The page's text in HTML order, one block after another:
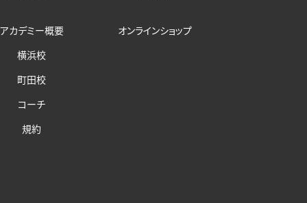
アカデミー概要
横浜校
町田校
コーチ
規約
オンラインショップ